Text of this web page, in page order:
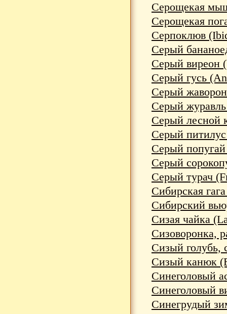
Серощекая
Серощекая
Серпоклюв
Серый
Серый виреон
Серый гусь
Серый
Серый
Серый лесной
Серый
Серый
Серый
Серый турач
Сибирская
Сибирский
Сизая чайка
Сизоворонка,
Сизый голубь,
Сизый канюк
Синеголовый
Синеголовый
Синегрудый